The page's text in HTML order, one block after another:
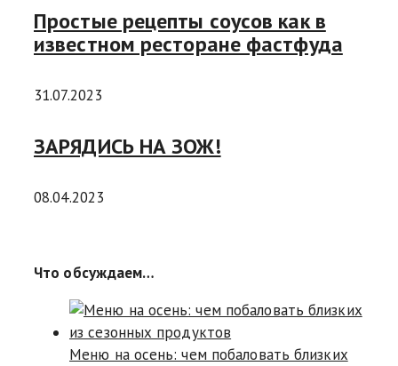
Простые рецепты соусов как в
известном ресторане фастфуда
31.07.2023
ЗАРЯДИСЬ НА ЗОЖ!
08.04.2023
Что обсуждаем…
Меню на осень: чем побаловать близких